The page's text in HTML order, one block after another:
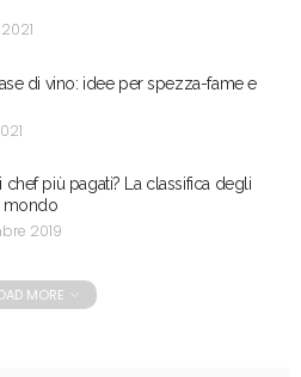
di vino: idee per spezza-fame e
chef più pagati? La classifica degli
mondo
2019
MORE